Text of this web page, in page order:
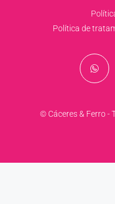
Política de
© Cáceres & Ferro -